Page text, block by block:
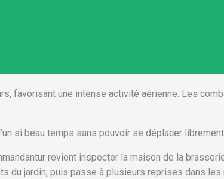
favorisant une intense activité aérienne. Les
si beau temps sans pouvoir se déplacer
revient inspecter la maison de la
du jardin, puis passe à plusieurs reprises dans